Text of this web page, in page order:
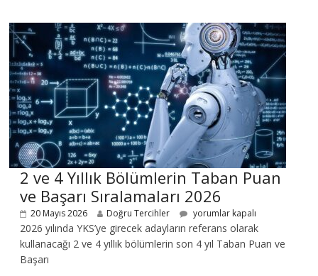
2 ve 4 Yıllık Bölümlerin Taban Puan
ve Başarı Sıralamaları 2026
20 Mayıs 2026 Doğru Tercihler yorumlar kapalı
2026 yılında YKS’ye girecek adayların referans olarak
kullanacağı 2 ve 4 yıllık bölümlerin son 4 yıl Taban Puan ve
Başarı